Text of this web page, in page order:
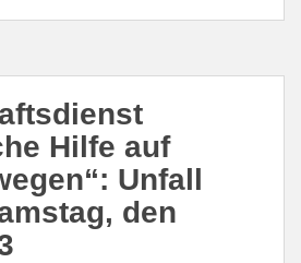
Hilfe auf
Unfall
den